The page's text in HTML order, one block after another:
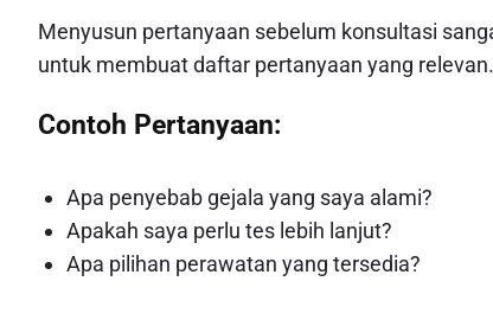
Menyusun pertanyaan sebelum konsultasi
untuk membuat daftar pertanyaan yang relevan.
Contoh Pertanyaan:
Apa penyebab gejala yang saya alami?
Apakah saya perlu tes lebih lanjut?
Apa pilihan perawatan yang tersedia?